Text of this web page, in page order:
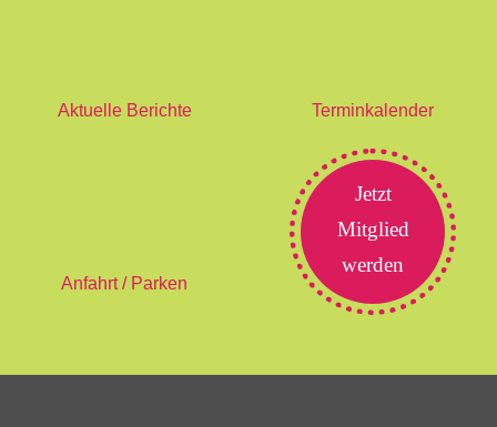
Aktuelle Berichte Terminkalender
Anfahrt / Parken
Jetzt
Mitglied
werden